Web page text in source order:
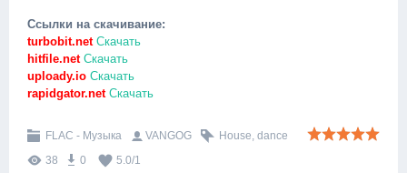
Ссылки на скачивание:
turbobit.netСкачать
hitfile.netСкачать
uploady.io Скачать
rapidgator.netСкачать
FLAC - Музыка VANGOG House, dance
38
0 5.0/1